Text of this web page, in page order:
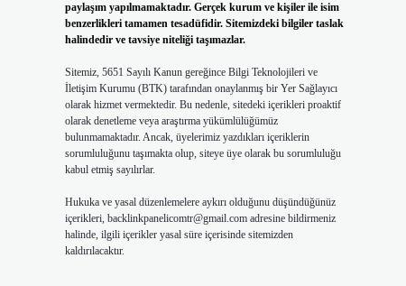
paylaşım yapılmamaktadır. Gerçek kurum ve kişiler ile isim
benzerlikleri tamamen tesadüfidir. Sitemizdeki bilgiler taslak
halindedir ve tavsiye niteliği taşımazlar.
Sitemiz, 5651 Sayılı Kanun gereğince Bilgi Teknolojileri ve
İletişim Kurumu (BTK) tarafından onaylanmış bir Yer Sağlayıcı
olarak hizmet vermektedir. Bu nedenle, sitedeki içerikleri proaktif
olarak denetleme veya araştırma yükümlülüğümüz
bulunmamaktadır. Ancak, üyelerimiz yazdıkları içeriklerin
sorumluluğunu taşımakta olup, siteye üye olarak bu sorumluluğu
kabul etmiş sayılırlar.
Hukuka ve yasal düzenlemelere aykırı olduğunu düşündüğünüz
içerikleri, backlinkpanelicomtr@gmail.comadresine bildirmeniz
halinde, ilgili içerikler yasal süre içerisinde sitemizden
kaldırılacaktır.